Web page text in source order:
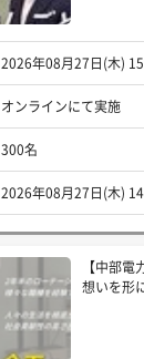
2026年08月27日(木)
オンラインにて実施
300名
2026年08月27日(木)
【中部電
想いを形